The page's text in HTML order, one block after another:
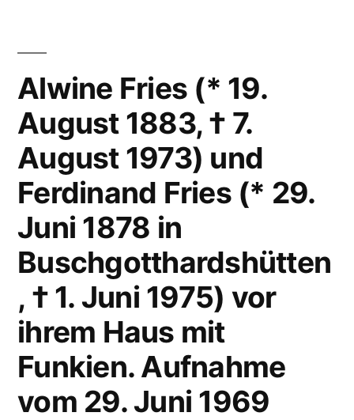
Alwine Fries (* 19.
August 1883, † 7.
August 1973) und
Ferdinand Fries (* 29.
Juni 1878 in
Buschgotthardshütten
, † 1. Juni 1975) vor
ihrem Haus mit
Funkien. Aufnahme
vom 29. Juni 1969